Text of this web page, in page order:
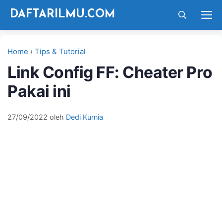
Langsung
DAFTARILMU.COM
Home › Tips & Tutorial
Link Config FF: Cheater Pro
Pakai ini
27/09/2022 oleh Dedi Kurnia